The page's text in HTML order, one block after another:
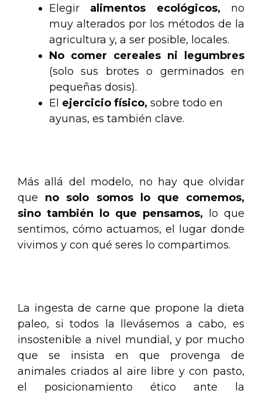
Elegir alimentos ecológicos, no
muy alterados por los métodos de la
agricultura y, a ser posible, locales.
No comer cereales ni legumbres
(solo sus brotes o germinados en
pequeñas dosis).
El ejercicio físico, sobre todo en
ayunas, es también clave.
Más allá del modelo, no hay que olvidar
que no solo somos lo que comemos,
sino también lo que pensamos,
lo que
sentimos, cómo actuamos, el lugar donde
vivimos y con qué seres lo compartimos.
La ingesta de carne que propone la dieta
paleo, si todos la llevásemos a cabo, es
insostenible a nivel mundial, y por mucho
que se insista en que provenga de
animales criados al aire libre y con pasto,
el posicionamiento ético ante la